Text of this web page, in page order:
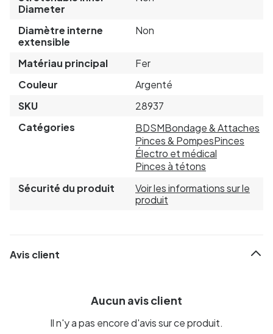
Diameter
Diamètre interne
extensible
Non
Matériau principal
Fer
Couleur
Argenté
SKU
28937
Catégories
BDSMBondage & Attaches
Pinces & PompesPinces
Électro et médical
Pinces à tétons
Sécurité du produit
Voir les informations sur le
produit
Avis client
Aucun avis client
Il n'y a pas encore d'avis sur ce produit.